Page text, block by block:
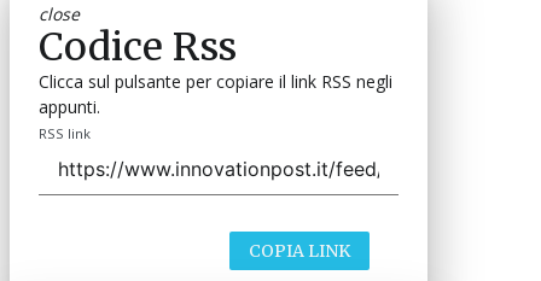
close
Codice Rss
Clicca sul pulsante per copiare il link RSS negli
appunti.
RSS link
COPIA LINK